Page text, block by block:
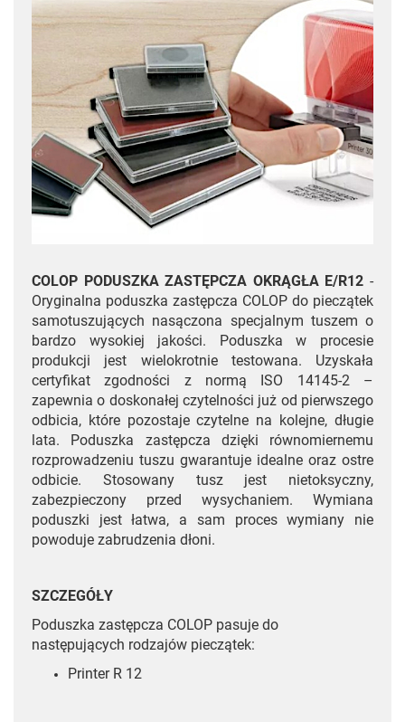
COLOP PODUSZKA ZASTĘPCZA OKRĄGŁA E/R12 -
Oryginalna poduszka zastępcza COLOP do pieczątek
samotuszujących nasączona specjalnym tuszem o
bardzo wysokiej jakości. Poduszka w procesie
produkcji jest wielokrotnie testowana. Uzyskała
certyfikat zgodności z normą ISO 14145-2 –
zapewnia o doskonałej czytelności już od pierwszego
odbicia, które pozostaje czytelne na kolejne, długie
lata. Poduszka zastępcza dzięki równomiernemu
rozprowadzeniu tuszu gwarantuje idealne oraz ostre
odbicie. Stosowany tusz jest nietoksyczny,
zabezpieczony przed wysychaniem. Wymiana
poduszki jest łatwa, a sam proces wymiany nie
powoduje zabrudzenia dłoni.
SZCZEGÓŁY
Poduszka zastępcza COLOP pasuje do
następujących rodzajów pieczątek:
Printer R 12